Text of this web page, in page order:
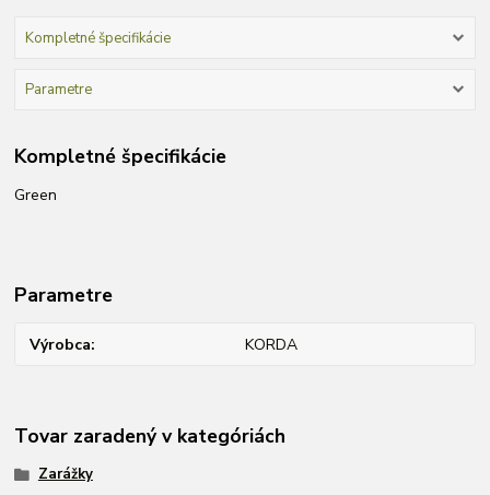
Kompletné špecifikácie
Parametre
Kompletné špecifikácie
Green
Parametre
Výrobca KORDA
Tovar zaradený v kategóriách
Zarážky